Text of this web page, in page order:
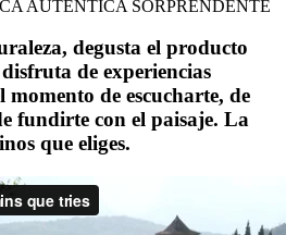
AUTÉNTICA SORPRENDENTE
degusta el producto
de experiencias
momento de escucharte, de
fundirte con el paisaje. La
que eliges.